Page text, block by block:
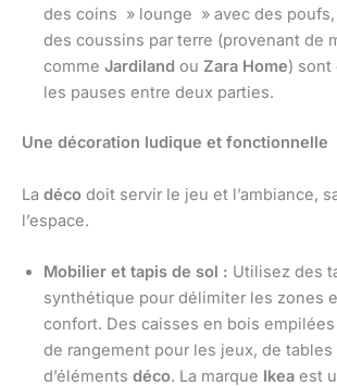
des coins » lounge » avec des
des coussins par terre (provenant de
comme Jardiland ou Zara Home) sont
les pauses entre deux parties.
Une décoration ludique et fonctionnelle
La déco doit servir le jeu et l’ambiance,
l’espace.
Mobilier et tapis de sol : Utilisez des
synthétique pour délimiter les zones
confort. Des caisses en bois
de rangement pour les jeux, de
d’éléments déco. La marque Ikea est